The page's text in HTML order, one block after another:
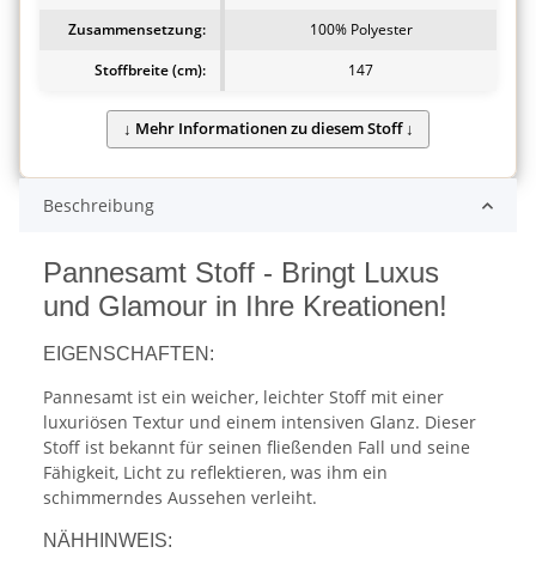
Zusammensetzung:
100% Polyester
Stoffbreite (cm):
147
Beschreibung
Pannesamt Stoff - Bringt Luxus
und Glamour in Ihre Kreationen!
EIGENSCHAFTEN:
Pannesamt ist ein weicher, leichter Stoff mit einer
luxuriösen Textur und einem intensiven Glanz. Dieser
Stoff ist bekannt für seinen fließenden Fall und seine
Fähigkeit, Licht zu reflektieren, was ihm ein
schimmerndes Aussehen verleiht.
NÄHHINWEIS: